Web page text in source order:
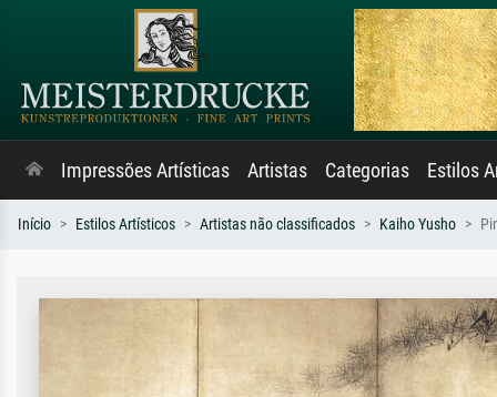
Impressões Artísticas Artistas Categorias Estilos
Início Estilos Artísticos Artistas não classificados Kaiho Yusho